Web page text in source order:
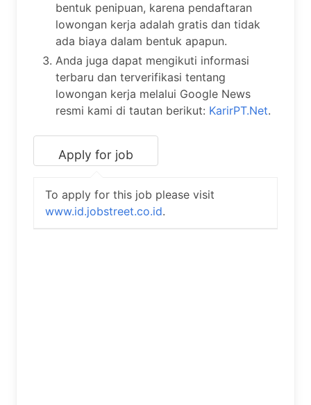
bentuk penipuan, karena pendaftaran
lowongan kerja adalah gratis dan tidak
ada biaya dalam bentuk apapun.
Anda juga dapat mengikuti informasi
terbaru dan terverifikasi tentang
lowongan kerja melalui Google News
resmi kami di tautan berikut: KarirPT.Net.
To apply for this job please visit
www.id.jobstreet.co.id.